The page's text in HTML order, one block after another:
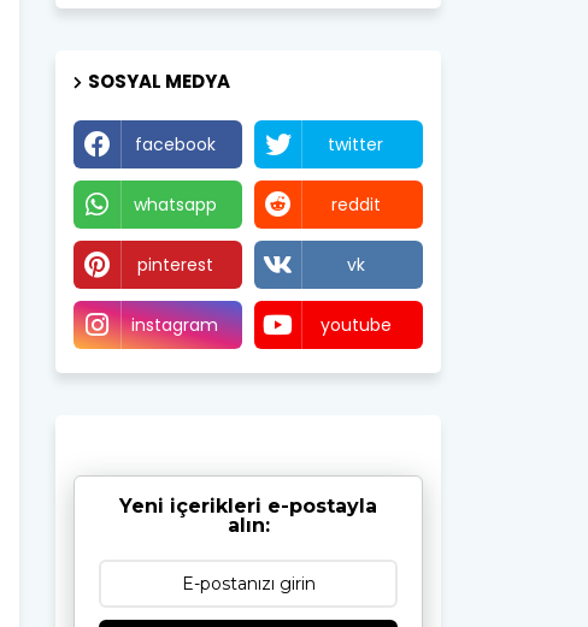
SOSYAL MEDYA
facebook twitter
whatsapp reddit
pinterest vk
instagram youtube
Yeni içerikleri e-postayla
alın: